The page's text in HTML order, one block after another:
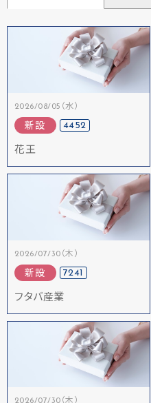
2026/08/05（水）
新設 4452
花王
2026/07/30（木）
新設 7241
フタバ産業
2026/07/30（木）